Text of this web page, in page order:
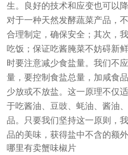
生。良好的技术和应变也可以降
对于一种天然发酵蔬菜产品，
合理制定，确保安全；其次，
吃饭；保证吃酱腌菜不妨碍新
时要注意减少食盐量。我们不
量，要控制食盐总量，加咸食
少放或不放盐。这一原理不仅
于吃酱油、豆豉、蚝油、酱油
品。只要我们坚持这一原则，
品的美味，获得盐中不含的额外
哪里有卖蟹味椒片